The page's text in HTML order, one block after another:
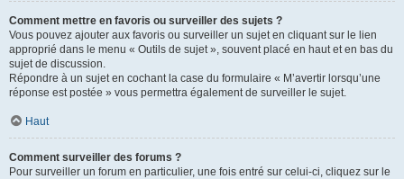
Comment mettre en favoris ou surveiller des sujets ?
Vous pouvez ajouter aux favoris ou surveiller un sujet en cliquant sur le lien
approprié dans le menu « Outils de sujet », souvent placé en haut et en bas du
sujet de discussion.
Répondre à un sujet en cochant la case du formulaire « M’avertir lorsqu’une
réponse est postée » vous permettra également de surveiller le sujet.
Haut
Comment surveiller des forums ?
Pour surveiller un forum en particulier, une fois entré sur celui-ci, cliquez sur le